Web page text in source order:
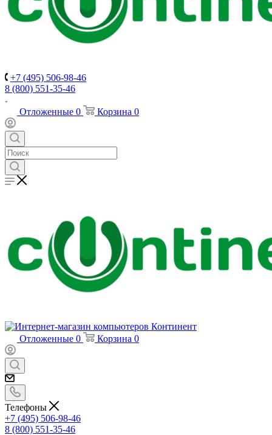
+7 (495) 506-98-46
8 (800) 551-35-46
Отложенные 0 Корзина 0
Отложенные 0 Корзина 0
Телефоны
+7 (495) 506-98-46
8 (800) 551-35-46